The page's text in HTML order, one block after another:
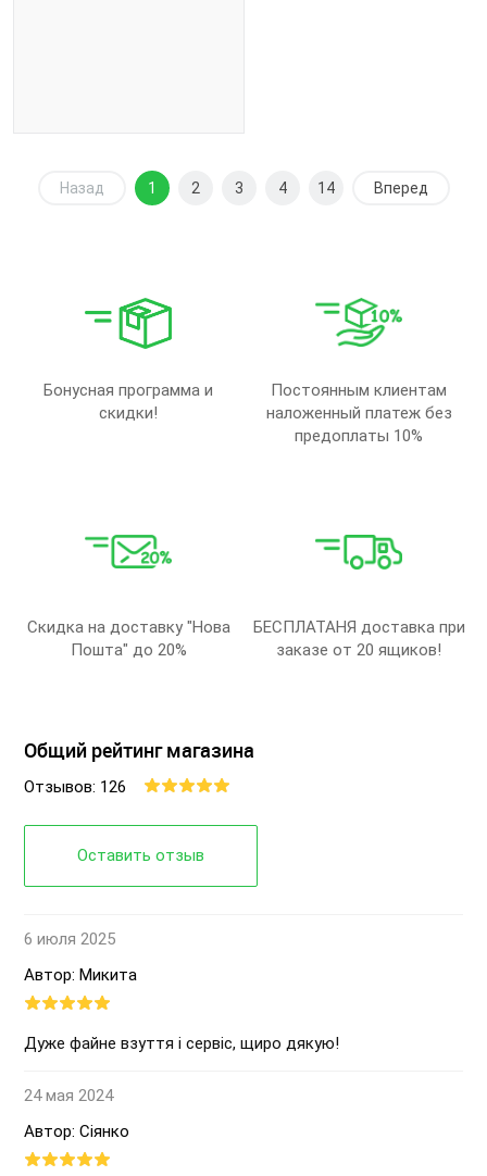
Назад 1 2 3 4 14 Вперед
Бонусная программа и
скидки!
Постоянным клиентам
наложенный платеж без
предоплаты 10%
Скидка на доставку "Нова
Пошта" до 20%
БЕСПЛАТАНЯ доставка при
заказе от 20 ящиков!
Общий рейтинг магазина
Отзывов: 126
Оставить отзыв
6 июля 2025
Автор: Микита
Дуже файне взуття і сервіс, щиро дякую!
24 мая 2024
Автор: Сіянко